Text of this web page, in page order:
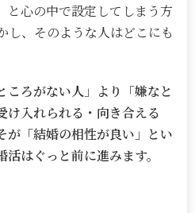
と心の中で設定してしまう方
し、そのような人はどこにも
ころがない人」より「嫌なと
け入れられる・向き合える
が「結婚の相性が良い」とい
はぐっと前に進みます。